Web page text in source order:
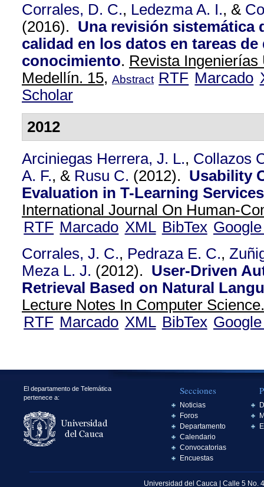
Corrales, D. C., Ledezma A. I., &
(2016). Una revisión sistemática
calidad en los datos en tareas
conocimiento. Revista Ingenierías
Medellín. 15, Abstract RTF Marcado
Scholar
2012
Arciniegas Herrera, J. L., Collazos
A. F., & Rusu C. (2012). Usability
Evaluation in T-Learning
International Journal On Human-
RTF Marcado XML BibTex
Corrales, J. C., Pedraza E. C.,
Meza L. J. (2012). User-Driven
Retrieval Based on Natural
Lecture Notes In Computer
RTF Marcado XML BibTex
El departamento de Telemática
pertenece a:
Secciones
Noticias
Foros
Departamento
Calendario
Convocatorias
Encuestas
Universidad del Cauca | Calle 5 No.